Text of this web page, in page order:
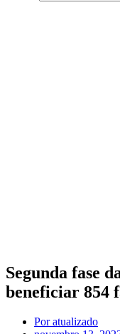
Segunda fase
beneficiar 854
Poratualizado